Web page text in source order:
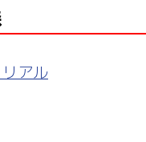
アル